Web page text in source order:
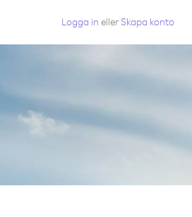
Logga in eller Skapa konto